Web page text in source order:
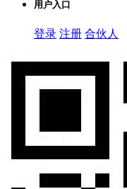
用户入口
登录 注册 合伙人